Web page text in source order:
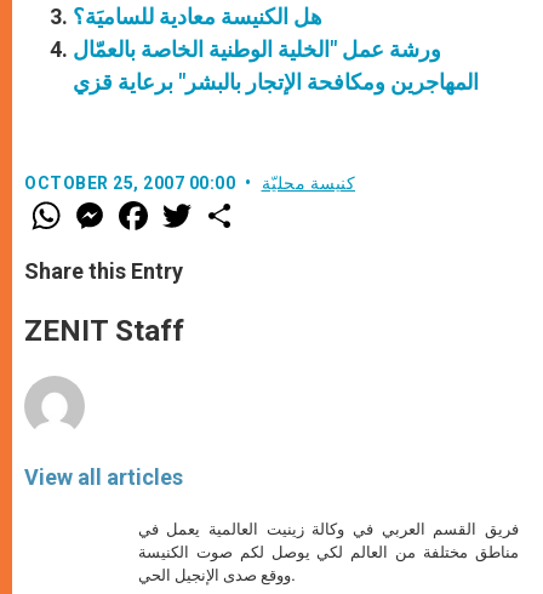
هل الكنيسة معادية للساميَة؟
ورشة عمل "الخلية الوطنية الخاصة بالعمّال
المهاجرين ومكافحة الإتجار بالبشر" برعاية قزي
OCTOBER 25, 2007 00:00 كنيسة محليّة
W
h
t
s
p
p
M
e
s
e
g
e
F
a
e
b
o
k
w
Share this Entry
ZENIT Staff
View all articles
فريق القسم العربي في وكالة زينيت العالمية يعمل في
مناطق مختلفة من العالم لكي يوصل لكم صوت الكنيسة
ووقع صدى الإنجيل الحي.